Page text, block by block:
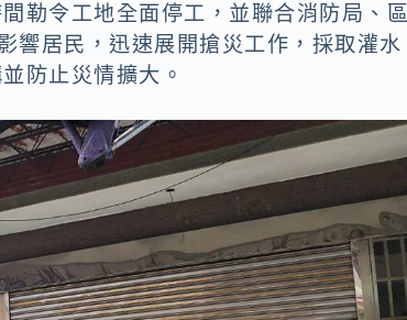
勒令工地全面停工，並聯合消防局、區
響居民，迅速展開搶災工作，採取灌水
防止災情擴大。